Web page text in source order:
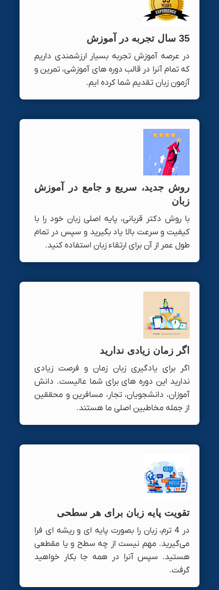
35 سال تجربه در آموزش
در عرصه آموزش تجربه بسیار ارزشمندی داریم
که تمام آنرا در قالب دوره های آموزشی، تمرین و
آزمون زبان تقدیم شما کرده ایم.
روش جدید، سریع و جامع در آموزش
زبان
با روش دکتر قربانی، پایه اصلی زبان خود را با
کیفیت و سرعت بالا یاد بگیرید و سپس در تمام
طول عمر از آن برای ارتقاء زبان استفاده کنید.
اگر زمان زیادی ندارید
اگر برای یادگیری زبان زمان و فرصت زیادی
ندارید این دوره های برای شما عالیست. دانش
آموزان، دانشجویان، تجار، مسافرین و محققین
از جمله مخاطبین اصلی ما هستند.
تقویت پایه زبان برای هر سطحی
در 4 ترم، زبان را بصورت پایه ای و ریشه ای فرا
می‌گیرید. مهم نیست از چه سطح و یا مقطعی
هستید. سپس آنرا در همه جا بکار خواهید
گرفت.